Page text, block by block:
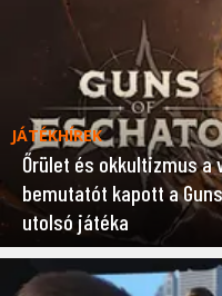
JÁTÉKHÍREK
Őrület és okkultizmus a
bemutatót kapott a
utolsó játéka